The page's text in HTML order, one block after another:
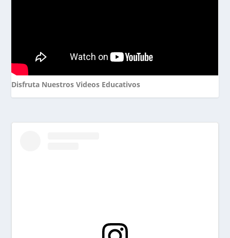
Disfruta Nuestros Videos Educativos